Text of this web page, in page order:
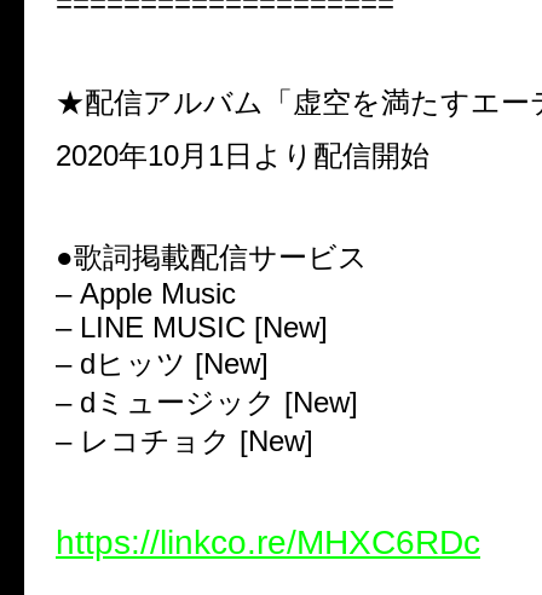
★配信アルバム「虚空を満たすエー
2020年10月1日より配信開始
●歌詞掲載配信サービス
– Apple Music
– LINE MUSIC [New]
– dヒッツ [New]
– dミュージック [New]
– レコチョク [New]
https://linkco.re/MHXC6RDc